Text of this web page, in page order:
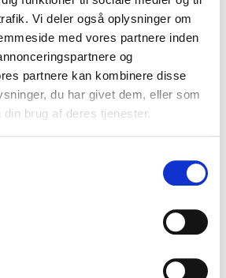
Vi deler også oplysninger om
med vores partnere inden
og
partnere kan kombinere disse
du har givet dem, eller som
brug af deres tjenester.
GO FORLAG)